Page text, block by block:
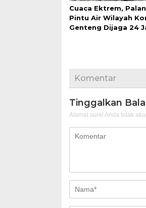
Cuaca Ektrem,
Pintu Air Wilayah
Genteng Dijaga 24
Komentar
Tinggalkan
Alamat surel Anda tidak